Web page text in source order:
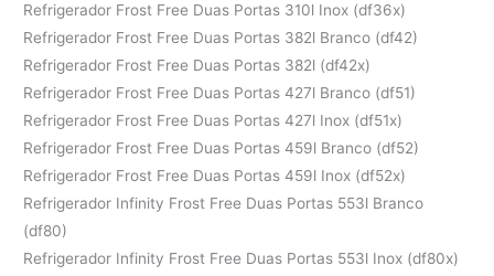
Refrigerador Frost Free Duas Portas 310l Inox (df36x)
Refrigerador Frost Free Duas Portas 382l Branco (df42)
Refrigerador Frost Free Duas Portas 382l (df42x)
Refrigerador Frost Free Duas Portas 427l Branco (df51)
Refrigerador Frost Free Duas Portas 427l Inox (df51x)
Refrigerador Frost Free Duas Portas 459l Branco (df52)
Refrigerador Frost Free Duas Portas 459l Inox (df52x)
Refrigerador Infinity Frost Free Duas Portas 553l Branco
(df80)
Refrigerador Infinity Frost Free Duas Portas 553l Inox (df80x)